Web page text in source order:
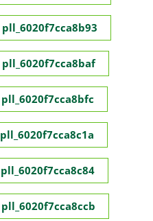
pll_6020f7cca8b93
pll_6020f7cca8baf
pll_6020f7cca8bfc
pll_6020f7cca8c1a
pll_6020f7cca8c84
pll_6020f7cca8ccb